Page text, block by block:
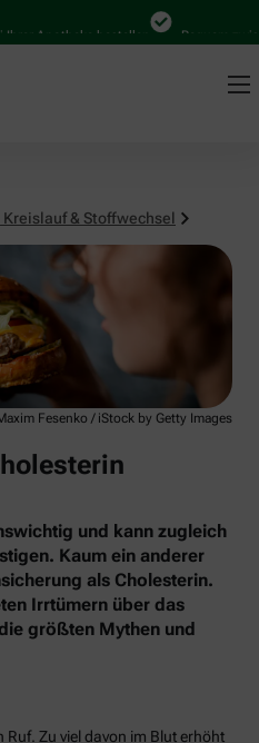
Apotheke bestellen Bequem
Kreislauf & Stoffwechsel
Fesenko / iStock by Getty Images
und kann zugleich
Kaum ein anderer
als Cholesterin.
Irrtümern über das
größten Mythen und
Zu viel davon im Blut erhöht